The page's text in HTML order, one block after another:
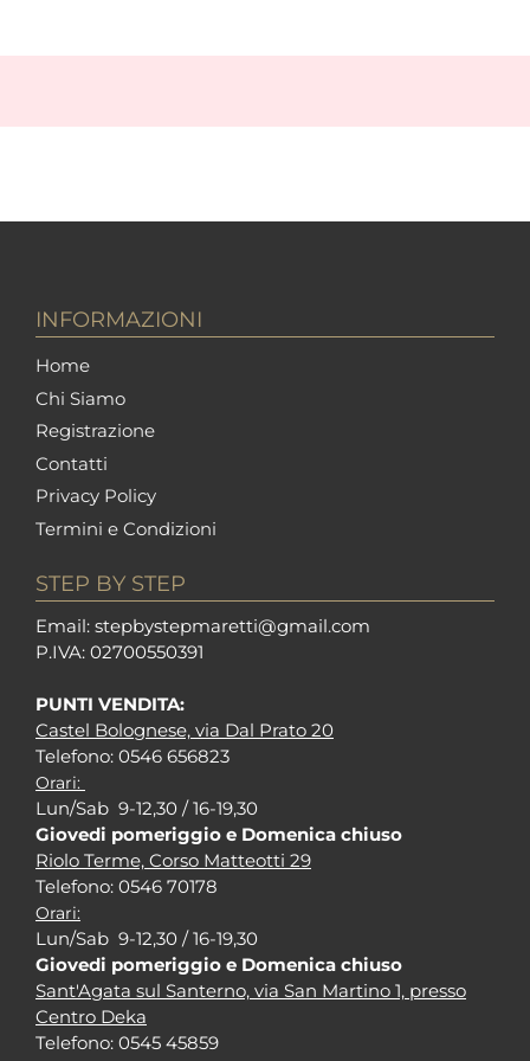
INFORMAZIONI
Home
Chi Siamo
Registrazione
Contatti
Privacy Policy
Termini e Condizioni
STEP BY STEP
Email: stepbystepmaretti@gmail.com
P.IVA: 02700550391
PUNTI VENDITA:
Castel Bolognese, via Dal Prato 20
Telefono: 0546 656823
Orari:
Lun/Sab 9-12,30 / 16-19,30
Giovedi pomeriggio e Domenica chiuso
Riolo Terme, Corso Matteotti 29
Telefono: 0546 70178
Orari:
Lun/Sab 9-12,30 / 16-19,30
Giovedi pomeriggio e Domenica chiuso
Sant'Agata sul Santerno, via San Martino 1, presso
Centro Deka
Telefono: 0545 45859